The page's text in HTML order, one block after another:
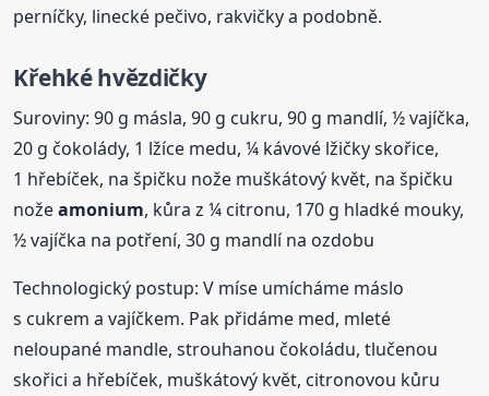
perníčky, linecké pečivo, rakvičky a podobně.
Křehké hvězdičky
Suroviny: 90 g másla, 90 g cukru, 90 g mandlí, ½ vajíčka,
20 g čokolády, 1 lžíce medu, ¼ kávové lžičky skořice,
1 hřebíček, na špičku nože muškátový květ, na špičku
nožeamonium, kůra z ¼ citronu, 170 g hladké mouky,
½ vajíčka na potření, 30 g mandlí na ozdobu
Technologický postup: V míse umícháme máslo
s cukrem a vajíčkem. Pak přidáme med, mleté
neloupané mandle, strouhanou čokoládu, tlučenou
skořici a hřebíček, muškátový květ, citronovou kůru